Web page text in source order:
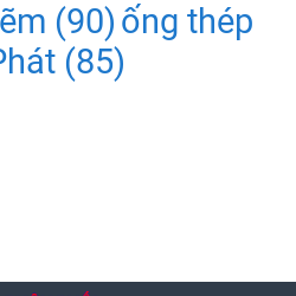
(90) ống thép
(85)